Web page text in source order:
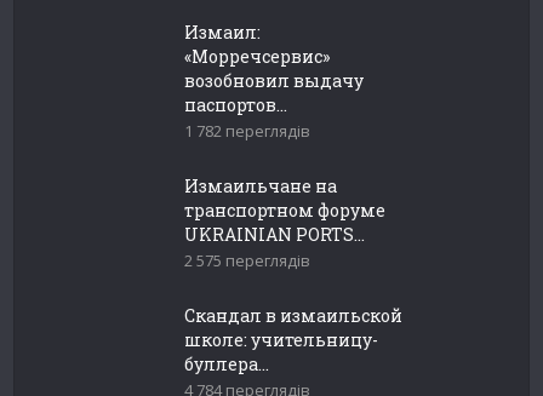
Измаил:
«Морречсервис»
возобновил выдачу
паспортов...
1 782 переглядів
Измаильчане на
транспортном форуме
UKRAINIAN PORTS...
2 575 переглядів
Скандал в измаильской
школе: учительницу-
буллера...
4 784 переглядів